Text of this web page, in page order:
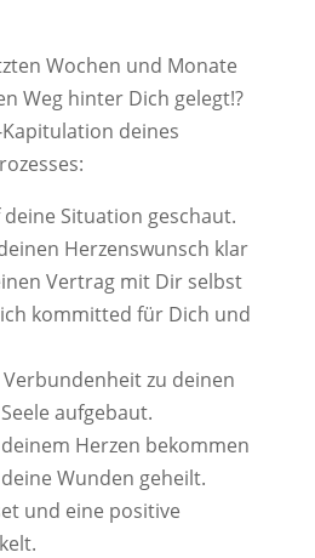
Wochen und Monate
Weg hinter Dich gelegt!?
deines
Situation geschaut.
Herzenswunsch klar
Vertrag mit Dir selbst
kommitted für Dich und
zu deinen
aufgebaut.
Herzen bekommen
Wunden geheilt.
und eine positive